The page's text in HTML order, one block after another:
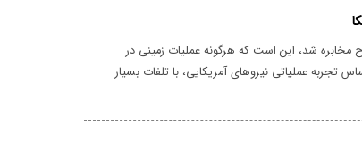
مخابره شد، این است که هرگونه عملیات زمینی در
تجربه عملیاتی نیروهای آمریکایی، با تلفات بسیار